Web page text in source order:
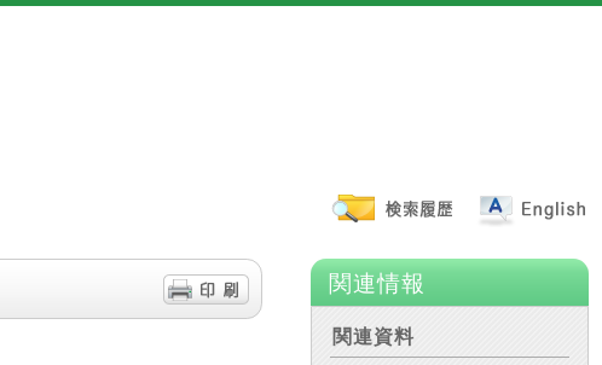
関連情報
関連資料